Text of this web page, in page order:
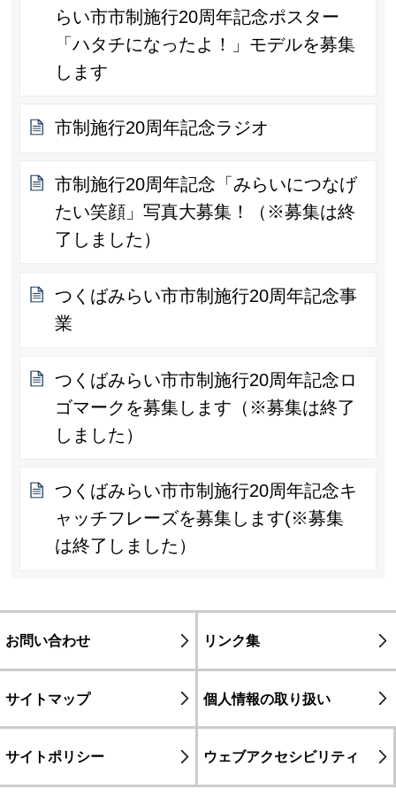
らい市市制施行20周年記念ポスター
「ハタチになったよ！」モデルを募集
します
市制施行20周年記念ラジオ
市制施行20周年記念「みらいにつなげ
たい笑顔」写真大募集！（※募集は終
了しました）
つくばみらい市市制施行20周年記念事
業
つくばみらい市市制施行20周年記念ロ
ゴマークを募集します（※募集は終了
しました）
つくばみらい市市制施行20周年記念キ
ャッチフレーズを募集します(※募集
は終了しました）
お問い合わせ リンク集
サイトマップ 個人情報の取り扱い
サイトポリシー ウェブアクセシビリティ